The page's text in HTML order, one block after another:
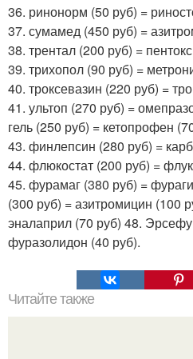
36. ринонорм (50 руб) =
37. сумамед (450 руб) =
38. трентал (200 руб) =
39. трихопол (90 руб) =
40. троксевазин (220 руб) =
41. ультоп (270 руб) =
гель (250 руб) = кетопрофен
43. финлепсин (280 руб) =
44. флюкостат (200 руб) =
45. фурамаг (380 руб) =
(300 руб) = азитромицин (100
эналаприл (70 руб) 48.
фуразолидон (40 руб).
Читайте также